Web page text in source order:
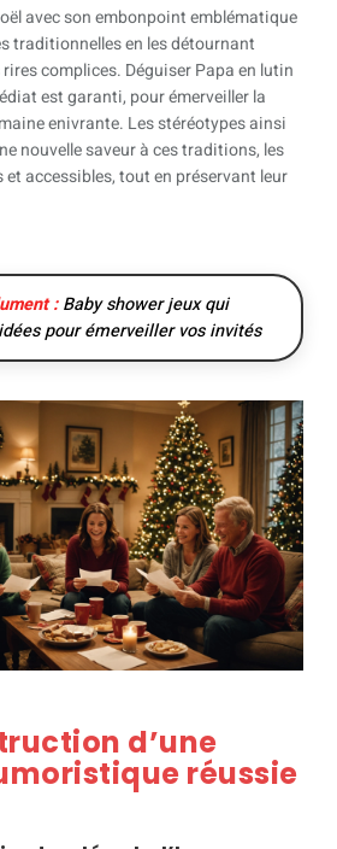
avec son embonpoint emblématique
traditionnelles en les détournant
complices. Déguiser Papa en lutin
est garanti, pour émerveiller la
enivrante. Les stéréotypes ainsi
nouvelle saveur à ces traditions, les
accessibles, tout en préservant leur
:Baby shower jeux qui
pour émerveiller vos invités
d’une
réussie